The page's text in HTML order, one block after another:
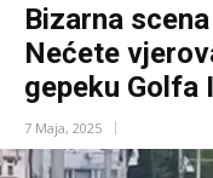
Bizarna
Nećete
gepeku Golfa
7 Maja, 2025